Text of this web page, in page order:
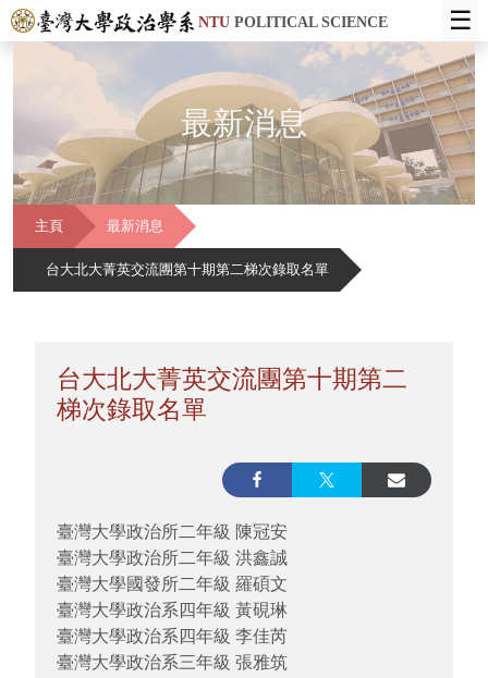
NTUPOLITICAL SCIENCE ☰
最新消息
主頁 最新消息
台大北大菁英交流團第十期第二梯次錄取名單
台大北大菁英交流團第十期第二
梯次錄取名單
臺灣大學政治所二年級 陳冠安
臺灣大學政治所二年級 洪鑫誠
臺灣大學國發所二年級 羅碩文
臺灣大學政治系四年級 黃硯琳
臺灣大學政治系四年級 李佳芮
臺灣大學政治系三年級 張雅筑